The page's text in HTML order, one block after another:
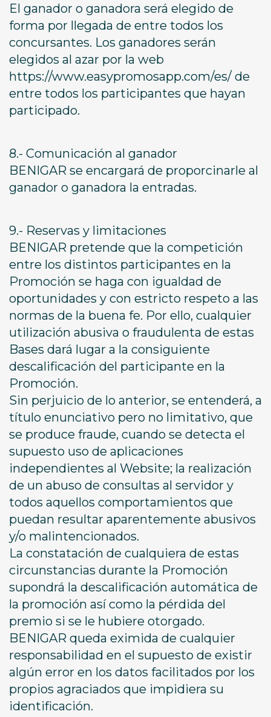
El ganador o ganadora será elegido de
forma por llegada de entre todos los
concursantes. Los ganadores serán
elegidos al azar por la web
https://www.easypromosapp.com/es/ de
entre todos los participantes que hayan
participado.
8.- Comunicación al ganador
BENIGAR se encargará de proporcinarle al
ganador o ganadora la entradas.
9.- Reservas y limitaciones
BENIGAR pretende que la competición
entre los distintos participantes en la
Promoción se haga con igualdad de
oportunidades y con estricto respeto a las
normas de la buena fe. Por ello, cualquier
utilización abusiva o fraudulenta de estas
Bases dará lugar a la consiguiente
descalificación del participante en la
Promoción.
Sin perjuicio de lo anterior, se entenderá, a
título enunciativo pero no limitativo, que
se produce fraude, cuando se detecta el
supuesto uso de aplicaciones
independientes al Website; la realización
de un abuso de consultas al servidor y
todos aquellos comportamientos que
puedan resultar aparentemente abusivos
y/o malintencionados.
La constatación de cualquiera de estas
circunstancias durante la Promoción
supondrá la descalificación automática de
la promoción así como la pérdida del
premio si se le hubiere otorgado.
BENIGAR queda eximida de cualquier
responsabilidad en el supuesto de existir
algún error en los datos facilitados por los
propios agraciados que impidiera su
identificación.